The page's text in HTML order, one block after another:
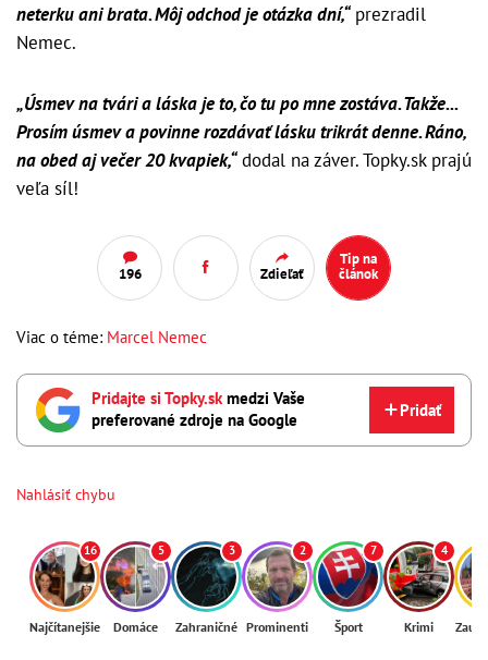
neterku ani brata. Môj odchod je otázka dní,“prezradil
Nemec.
„Úsmev na tvári a láska je to, čo tu po mne zostáva. Takže...
Prosím úsmev a povinne rozdávať lásku trikrát denne. Ráno,
na obed aj večer 20 kvapiek,“dodal na záver. Topky.sk prajú
veľa síl!
196 Zdieľať
Tip na
článok
Viac o téme: Marcel Nemec
Pridajte si Topky.skmedzi Vaše
preferované zdroje na Google
Pridať
Nahlásiť chybu
16
Najčítanejšie
5
Domáce
3
Zahraničné
2
Prominenti
7
Šport
4
Krimi